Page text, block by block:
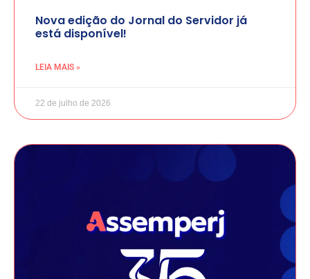
Nova edição do Jornal do Servidor já
está disponível!
LEIA MAIS »
22 de julho de 2026